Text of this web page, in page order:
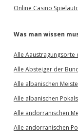
Online Casino
Was man wissen
Alle Aaustragungsorte
Alle Absteiger der
Alle albanischen
Alle albanischen
Alle andorranischen
Alle andorranischen